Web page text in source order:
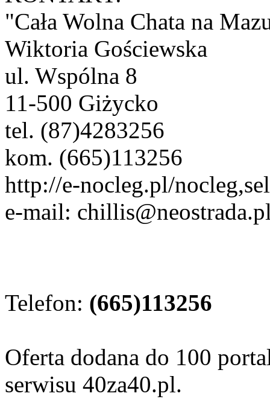
"Cała Wolna Chata na
Wiktoria Gościewska
ul. Wspólna 8
11-500 Giżycko
tel. (87)4283256
kom. (665)113256
http://e-nocleg.pl/
e-mail:
Telefon: (665)113256
Oferta dodana do 100
serwisu 40za40.pl.